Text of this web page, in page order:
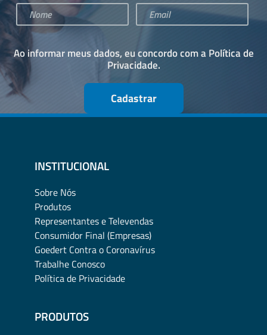
Ao informar meus dados, eu concordo com aPolítica de
Privacidade.
Cadastrar
INSTITUCIONAL
Sobre Nós
Produtos
Representantes e Televendas
Consumidor Final (Empresas)
Goedert Contra o Coronavírus
Trabalhe Conosco
Política de Privacidade
PRODUTOS